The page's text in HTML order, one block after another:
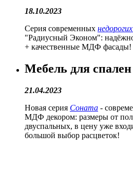
18.10.2023
Серия современных
"Радиусный Эконом":
+ качественные МДФ фасады!
Мебель для спален
21.04.2023
Новая серия Соната -
МДФ декором: размеры от
двуспальных, в цену уже
большой выбор расцветок!